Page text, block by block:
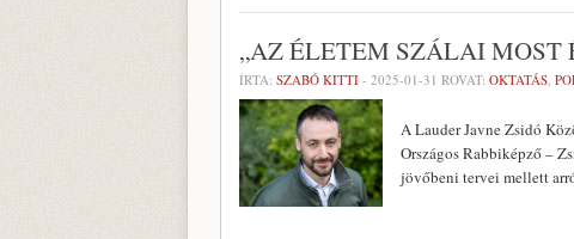
„AZ ÉLETEM SZÁLAI MOST
ÍRTA: SZABÓ KITTI - 2025-01-31 ROVAT: OKTATÁS,
A Lauder Javne Zsidó
Országos Rabbiképző –
jövőbeni tervei mellett